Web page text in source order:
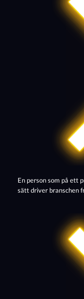
En person som på ett
sätt driver branschen